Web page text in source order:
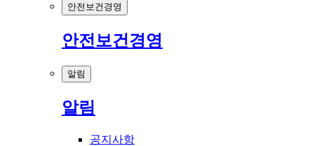
안전보건경영
안전보건경영
알림
알림
공지사항